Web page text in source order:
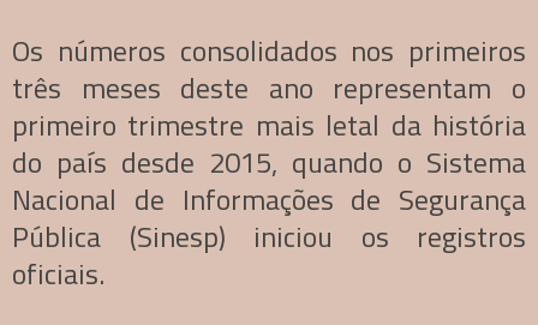
Os números consolidados nos primeiros
três meses deste ano representam o
primeiro trimestre mais letal da história
do país desde 2015, quando o Sistema
Nacional de Informações de Segurança
Pública (Sinesp) iniciou os registros
oficiais.